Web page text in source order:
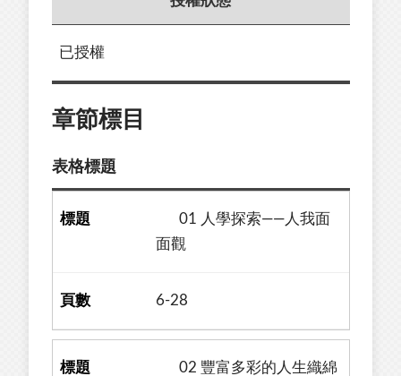
已授權
章節標目
表格標題
01 人學探索——人我面
面觀
6-28
02 豐富多彩的人生織綿